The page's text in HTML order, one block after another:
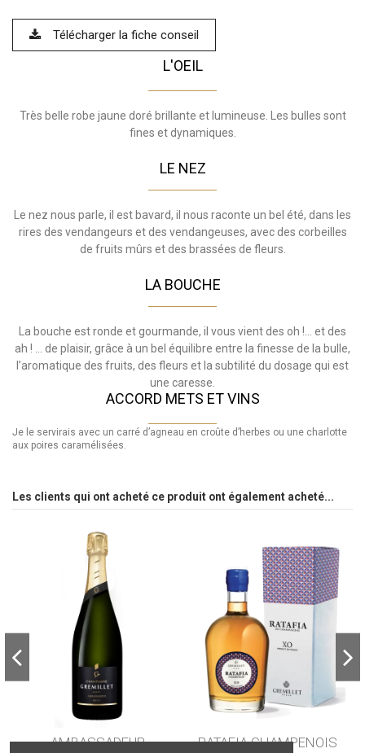
Télécharger la fiche conseil
L'OEIL
Très belle robe jaune doré brillante et lumineuse. Les bulles sont
fines et dynamiques.
LE NEZ
Le nez nous parle, il est bavard, il nous raconte un bel été, dans les
rires des vendangeurs et des vendangeuses, avec des corbeilles
de fruits mûrs et des brassées de fleurs.
LA BOUCHE
La bouche est ronde et gourmande, il vous vient des oh !… et des
ah ! … de plaisir, grâce à un bel équilibre entre la finesse de la bulle,
l’aromatique des fruits, des fleurs et la subtilité du dosage qui est
une caresse.
ACCORD METS ET VINS
Je le servirais avec un carré d’agneau en croûte d’herbes ou une charlotte
aux poires caramélisées.
Les clients qui ont acheté ce produit ont également acheté...
AMBASSADEUR RATAFIA CHAMPENOIS